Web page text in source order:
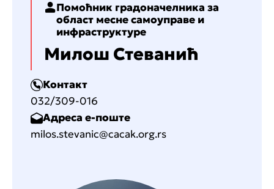
Помоћник градоначелника за
област месне самоуправе и
инфраструктуре
Милош Стеванић
Контакт
032/309-016
Адреса е-поште
milos.stevanic@cacak.org.rs